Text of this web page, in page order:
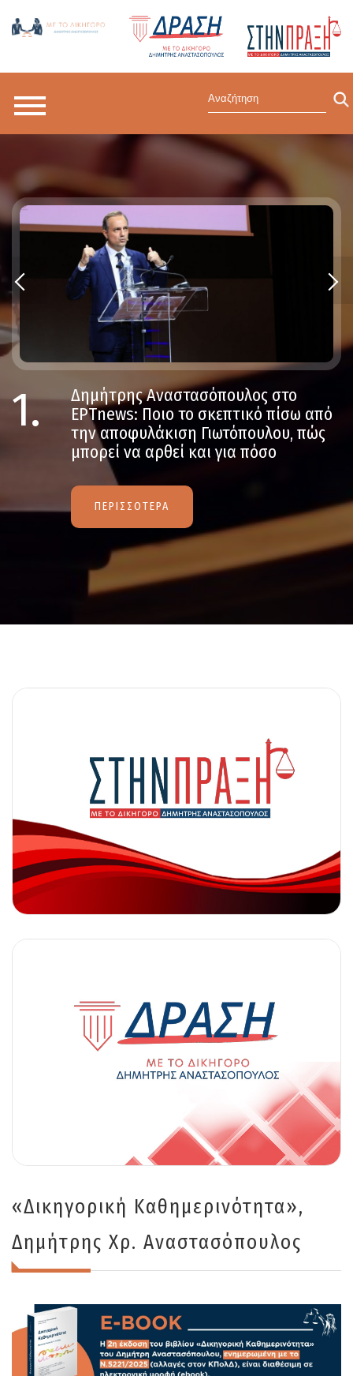
1.
Δημήτρης Αναστασόπουλος στο
ΕΡΤnews: Ποιο το σκεπτικό πίσω από
την αποφυλάκιση Γιωτόπουλου, πώς
μπορεί να αρθεί και για πόσο
ΠΕΡΙΣΣΟΤΕΡΑ
«Δικηγορική Καθημερινότητα»,
Δημήτρης Χρ. Αναστασόπουλος